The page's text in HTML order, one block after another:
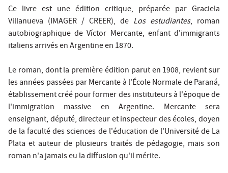
Ce livre est une édition critique, préparée par Graciela
Villanueva (IMAGER / CREER), de Los estudiantes, roman
autobiographique de Víctor Mercante, enfant d'immigrants
italiens arrivés en Argentine en 1870.
Le roman, dont la première édition parut en 1908, revient sur
les années passées par Mercante à l'École Normale de Paraná,
établissement créé pour former des instituteurs à l'époque de
l'immigration massive en Argentine. Mercante sera
enseignant, député, directeur et inspecteur des écoles, doyen
de la faculté des sciences de l'éducation de l'Université de La
Plata et auteur de plusieurs traités de pédagogie, mais son
roman n'a jamais eu la diffusion qu'il mérite.